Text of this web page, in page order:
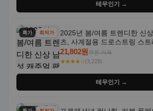
테무인기 →
특가 최저가
2025년 봄/여름 트렌디한 신
츠, 사계절용 드로스트링 스트
국 스타일, 활용도 높은 아웃
목 바지
21,802원쿠폰 가격
★★★★☆(3,228)
테무인기 →